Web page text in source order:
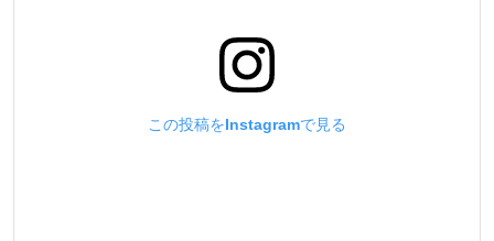
この投稿をInstagramで見る